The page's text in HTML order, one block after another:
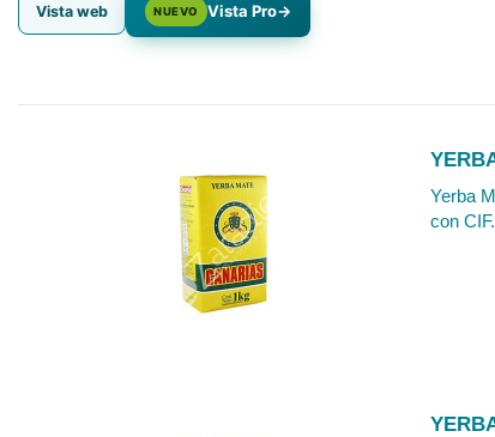
Vista web NUEVO Vista Pro→
Yerba
con CIF.